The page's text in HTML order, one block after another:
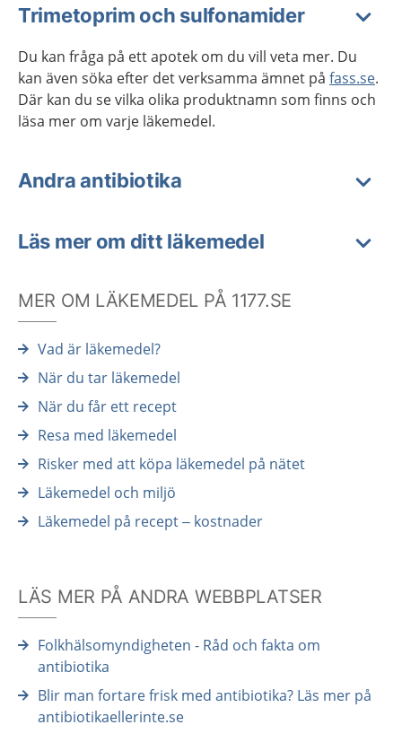
Trimetoprim och sulfonamider
Du kan fråga på ett apotek om du vill veta mer. Du
kan även söka efter det verksamma ämnet på fass.se.
Där kan du se vilka olika produktnamn som finns och
läsa mer om varje läkemedel.
Andra antibiotika
Läs mer om ditt läkemedel
MER OM LÄKEMEDEL PÅ 1177.SE
Vad är läkemedel?
När du tar läkemedel
När du får ett recept
Resa med läkemedel
Risker med att köpa läkemedel på nätet
Läkemedel och miljö
Läkemedel på recept – kostnader
LÄS MER PÅ ANDRA WEBBPLATSER
Folkhälsomyndigheten - Råd och fakta om
antibiotika
Blir man fortare frisk med antibiotika? Läs mer på
antibiotikaellerinte.se